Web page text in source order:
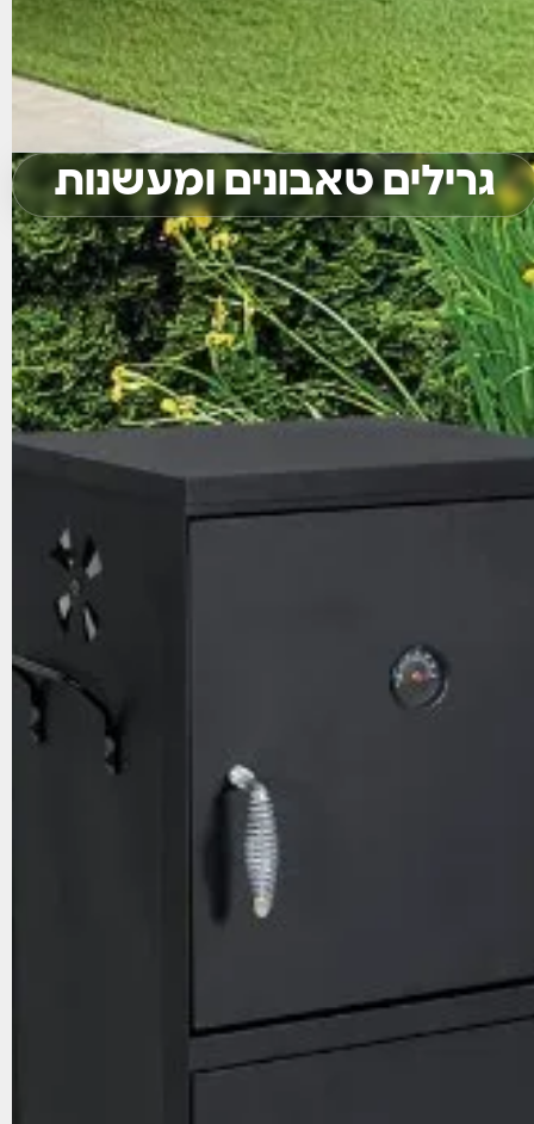
גרילים טאבונים ומעשנות